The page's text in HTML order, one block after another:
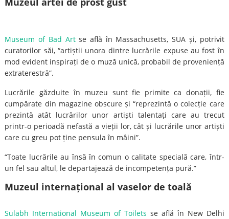
Museum of Bad Artse află în Massachusetts, SUA și, potrivit
curatorilor săi, “artiștii unora dintre lucrările expuse au fost în
mod evident inspirați de o muză unică, probabil de proveniență
extraterestră”.
Lucrările găzduite în muzeu sunt fie primite ca donații, fie
cumpărate din magazine obscure și “reprezintă o colecție care
prezintă atât lucrărilor unor artiști talentați care au trecut
printr-o perioadă nefastă a vieții lor, cât și lucrările unor artiști
care cu greu pot ține pensula în mâini”.
“Toate lucrările au însă în comun o calitate specială care, într-
un fel sau altul, le departajează de incompetența pură.”
Muzeul internațional al vaselor de toală
Sulabh International Museum of Toilets se află în New Delhi